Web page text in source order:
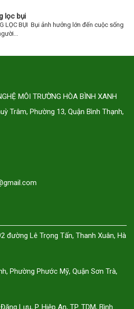
lọc bụi
LỌC BỤI Bụi ảnh hưởng lớn đến cuộc sống
MÔI TRƯỜNG HÒA BÌNH XANH
Trâm, Phường 13, Quận Bình Thạnh,
đường Lê Trọng Tấn, Thanh Xuân, Hà
Phường Phước Mỹ, Quận Sơn Trà,
Lưu, P. Hiệp An, TP. TDM, Bình